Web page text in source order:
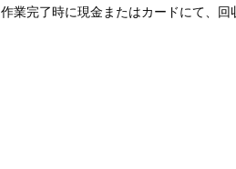
作業完了時に現金またはカードにて、回